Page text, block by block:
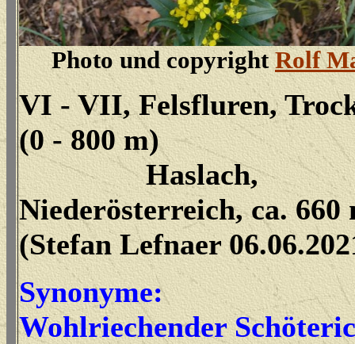
Photo und copyrightRolf
VI - VII, Felsfluren,
(0 - 800 m)
Haslach,
Niederösterreich, ca. 660
(Stefan Lefnaer
Synonyme:
Wohlriechender